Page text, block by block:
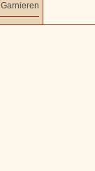
Garnieren